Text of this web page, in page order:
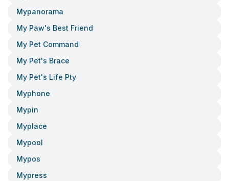
Mypanorama
My Paw's Best Friend
My Pet Command
My Pet's Brace
My Pet's Life Pty
Myphone
Mypin
Myplace
Mypool
Mypos
Mypress